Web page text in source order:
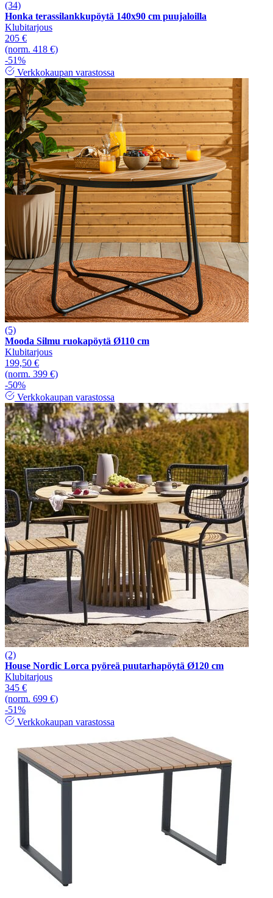
(34)
Honka terassilankkupöytä 140x90 cm puujaloilla
Klubitarjous
205 €
(norm. 418 €)
-51%
Verkkokaupan varastossa
(5)
Mooda Silmu ruokapöytä Ø110 cm
Klubitarjous
199,50 €
(norm. 399 €)
-50%
Verkkokaupan varastossa
(2)
House Nordic Lorca pyöreä puutarhapöytä Ø120 cm
Klubitarjous
345 €
(norm. 699 €)
-51%
Verkkokaupan varastossa